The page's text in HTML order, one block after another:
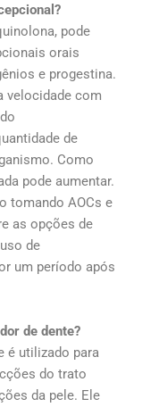
pode
orais
e progestina.
velocidade com
de
Como
pode aumentar.
tomando AOCs e
as opções de
de
um período após
de dente?
é utilizado para
do trato
da pele. Ele